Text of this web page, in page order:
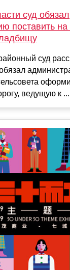
суд обязал
поставить на
суд
ведущую к ...